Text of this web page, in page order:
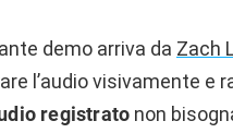
demo arriva da Zach
l’audio visivamente e
registrato non